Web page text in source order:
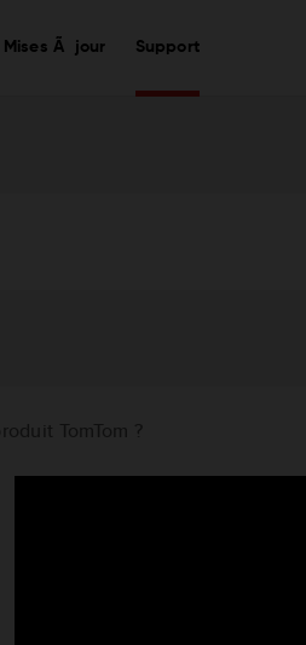
Mises Ã jour Support